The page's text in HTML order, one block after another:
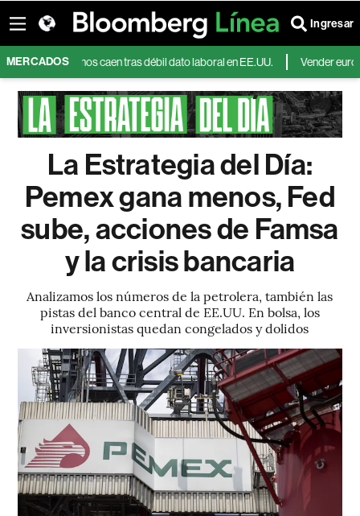
Ingresar
MERCADOS
de bonos caen tras débil dato laboral en EE.UU. Vender euros
La Estrategia del Día:
Pemex gana menos, Fed
sube, acciones de Famsa
y la crisis bancaria
Analizamos los números de la petrolera, también las
pistas del banco central de EE.UU. En bolsa, los
inversionistas quedan congelados y dolidos